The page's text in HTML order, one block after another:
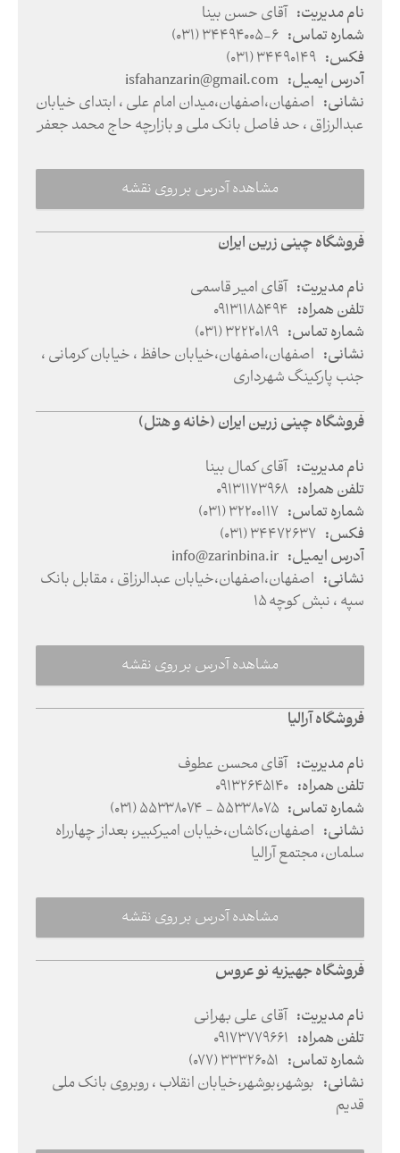
نام مدیریت: آقای حسن بینا
شماره تماس:
(031) 34494005-6
فکس:
(031) 34490149
آدرس ایمیل:
isfahanzarin@gmail.com
نشانی: اصفهان،اصفهان،میدان امام علی ،‌ ابتدای خیابان
عبدالرزاق‌ ‌، حد فاصل بانک ملی و بازارچه حاج محمد جعفر
مشاهده آدرس بر روی نقشه
فروشگاه چینی زرین ایران
نام مدیریت: آقای امیر قاسمی
تلفن همراه:
09131185494
شماره تماس:
(031) 32220189
نشانی: اصفهان،اصفهان،خیابان حافظ ، خیابان کرمانی ،
جنب پارکینگ شهرداری
فروشگاه چینی زرین ایران (خانه و هتل)
نام مدیریت: آقای کمال بینا
تلفن همراه:
09131173968
شماره تماس:
(031) 32200117
فکس:
(031) 34472637
آدرس ایمیل:
info@zarinbina.ir
نشانی: اصفهان،اصفهان،خیابان عبدالرزاق ،‌ مقابل بانک
سپه ، نبش کوچه 15
مشاهده آدرس بر روی نقشه
فروشگاه آرالیا
نام مدیریت: آقای محسن عطوف
تلفن همراه:
09132645140
شماره تماس: (031) ۵۵٣٣٨٠٧۴ - ۵۵٣٣٨٠٧۵
نشانی: اصفهان،کاشان،خیابان امیرکبیر، بعداز چهارراه
سلمان، مجتمع آرالیا
مشاهده آدرس بر روی نقشه
فروشگاه جهیزیه نو عروس
نام مدیریت: آقای علی بهرانی
تلفن همراه:
09173779661
شماره تماس:
(077) 33326051
نشانی: بوشهر،بوشهر،خیابان انقلاب ،‌ روبروی بانک ملی
قدیم